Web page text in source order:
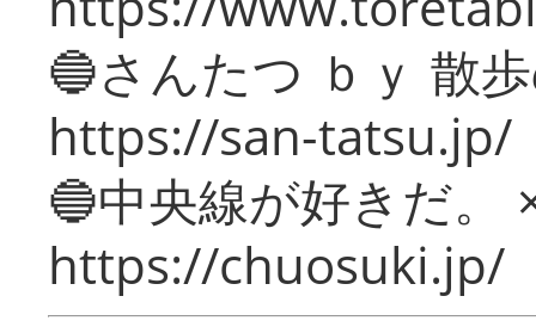
🔵さんたつ ｂｙ 散
https://san-tatsu.jp/
🔵中央線が好きだ。
https://chuosuki.jp/